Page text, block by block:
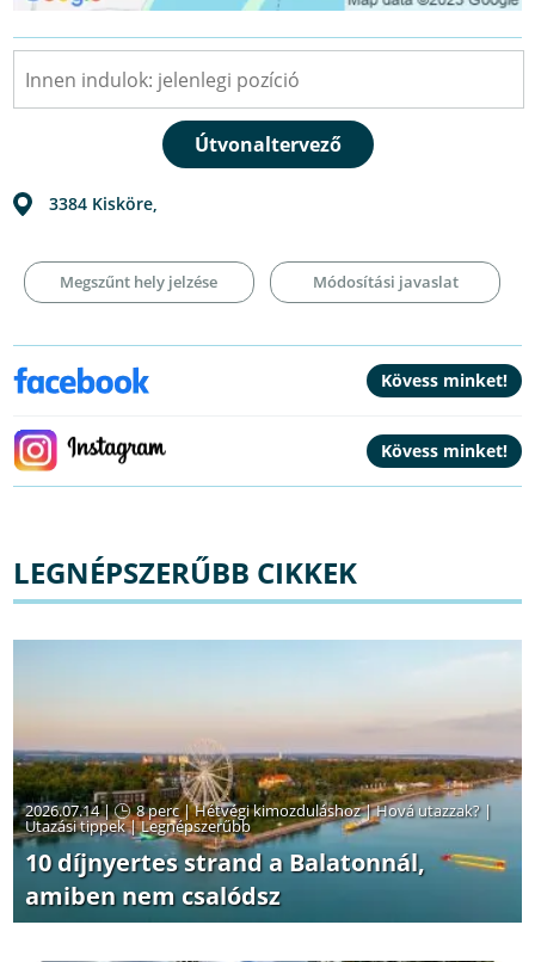
3384 Kisköre,
Megszűnt hely jelzése Módosítási javaslat
LEGNÉPSZERŰBB CIKKEK
2026.07.14 | 8 perc|Hétvégi kimozduláshoz|Hová utazzak? |
Utazási tippek|Legnépszerűbb
10 díjnyertes strand a Balatonnál,
amiben nem csalódsz